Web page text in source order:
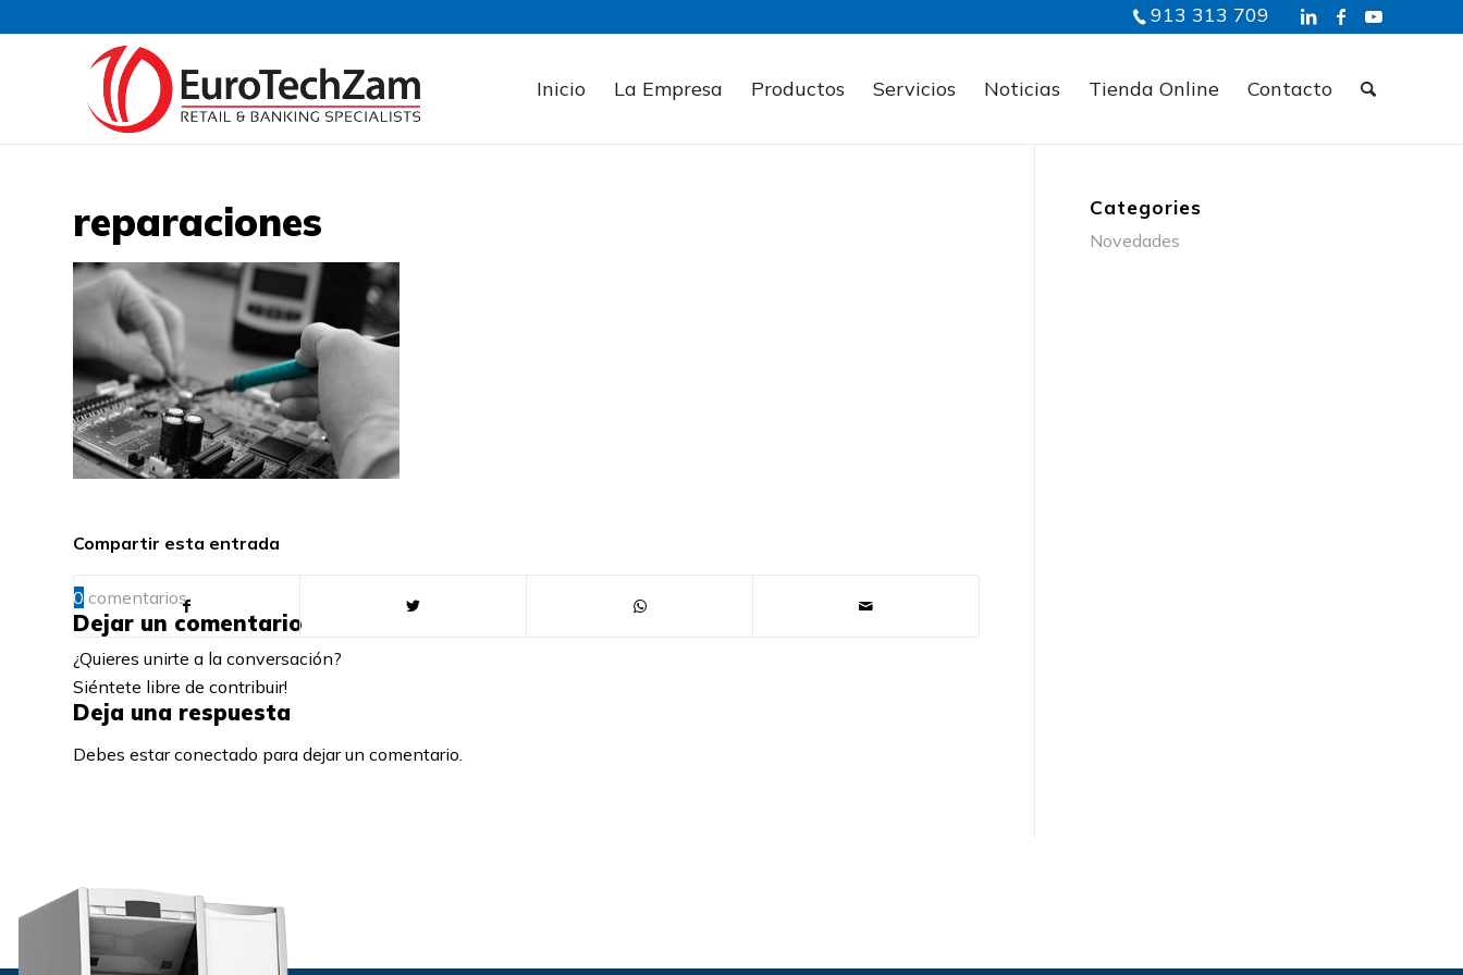
913 313 709
Inicio La Empresa Productos Servicios Noticias Tienda Online Contacto
reparaciones
Compartir esta entrada
0 comentarios
Dejar un comentario
¿Quieres unirte a la conversación?
Siéntete libre de contribuir!
Deja una respuesta
Debes estar conectado para dejar un comentario.
Categories
Novedades